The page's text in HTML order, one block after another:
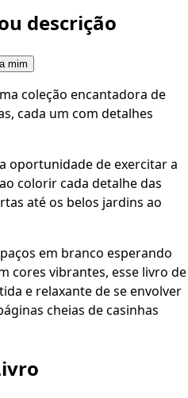
descrição
mim
coleção encantadora de
cada um com detalhes
oportunidade de exercitar a
colorir cada detalhe das
até os belos jardins ao
em branco esperando
cores vibrantes, esse livro de
e relaxante de se envolver
cheias de casinhas